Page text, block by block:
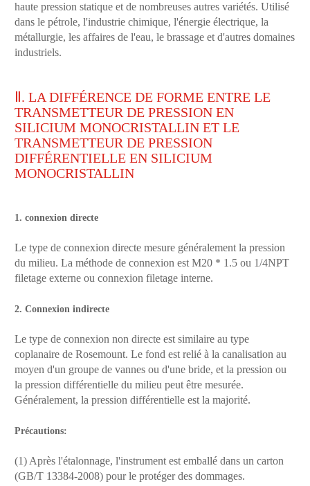
haute pression statique et de nombreuses autres variétés. Utilisé
dans le pétrole, l'industrie chimique, l'énergie électrique, la
métallurgie, les affaires de l'eau, le brassage et d'autres domaines
industriels.
Ⅱ. LA DIFFÉRENCE DE FORME ENTRE LE
TRANSMETTEUR DE PRESSION EN
SILICIUM MONOCRISTALLIN ET LE
TRANSMETTEUR DE PRESSION
DIFFÉRENTIELLE EN SILICIUM
MONOCRISTALLIN
1. connexion directe
Le type de connexion directe mesure généralement la pression
du milieu. La méthode de connexion est M20 * 1.5 ou 1/4NPT
filetage externe ou connexion filetage interne.
2. Connexion indirecte
Le type de connexion non directe est similaire au type
coplanaire de Rosemount. Le fond est relié à la canalisation au
moyen d'un groupe de vannes ou d'une bride, et la pression ou
la pression différentielle du milieu peut être mesurée.
Généralement, la pression différentielle est la majorité.
Précautions:
(1) Après l'étalonnage, l'instrument est emballé dans un carton
(GB/T 13384-2008) pour le protéger des dommages.